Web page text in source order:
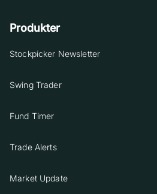
Produkter
Stockpicker Newsletter
Swing Trader
Fund Timer
Trade Alerts
Market Update